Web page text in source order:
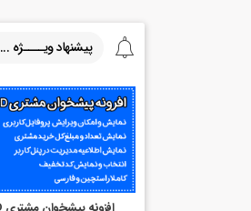
پیشنهاد ویــــژه ...